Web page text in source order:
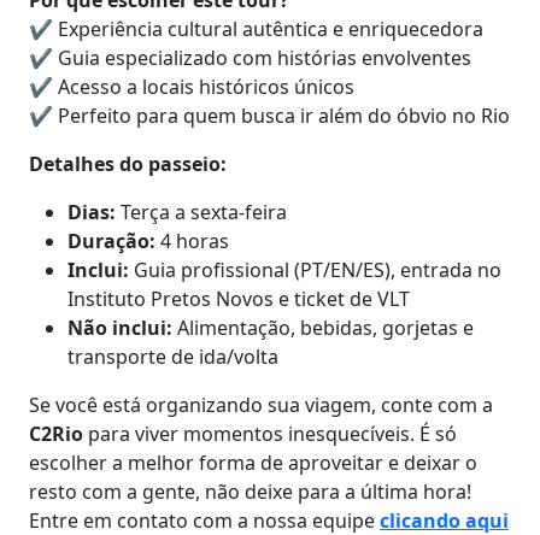
✔ Experiência cultural autêntica e enriquecedora
✔ Guia especializado com histórias envolventes
✔ Acesso a locais históricos únicos
✔ Perfeito para quem busca ir além do óbvio no Rio
Detalhes do passeio:
Dias: Terça a sexta-feira
Duração: 4 horas
Inclui: Guia profissional (PT/EN/ES), entrada no
Instituto Pretos Novos e ticket de VLT
Não inclui: Alimentação, bebidas, gorjetas e
transporte de ida/volta
Se você está organizando sua viagem, conte com a
C2Rio para viver momentos inesquecíveis. É só
escolher a melhor forma de aproveitar e deixar o
resto com a gente, não deixe para a última hora!
Entre em contato com a nossa equipeclicando aqui